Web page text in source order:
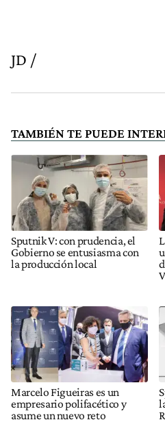
JD /
TAMBIÉN TE PUEDE
Sputnik V: con prudencia, el
Gobierno se entusiasma con
la producción local
V
Marcelo Figueiras es un
empresario polifacético y
asume un nuevo reto